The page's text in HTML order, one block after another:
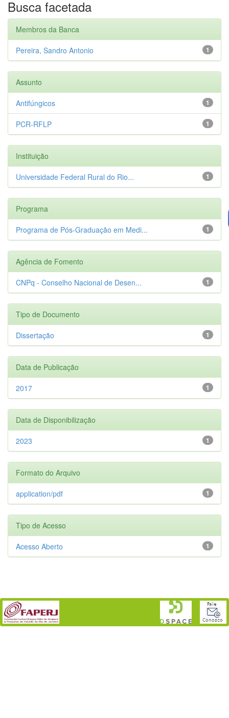
Busca facetada
Membros da Banca
1
Pereira, Sandro Antonio
Assunto
1
Antifúngicos
1
PCR-RFLP
Instituição
1
Universidade Federal Rural do Rio...
Programa
1
Programa de Pós-Graduação em Medi...
Agência de Fomento
1
CNPq - Conselho Nacional de Desen...
Tipo de Documento
1
Dissertação
Data de Publicação
1
2017
Data de Disponibilização
1
2023
Formato do Arquivo
1
application/pdf
Tipo de Acesso
1
Acesso Aberto